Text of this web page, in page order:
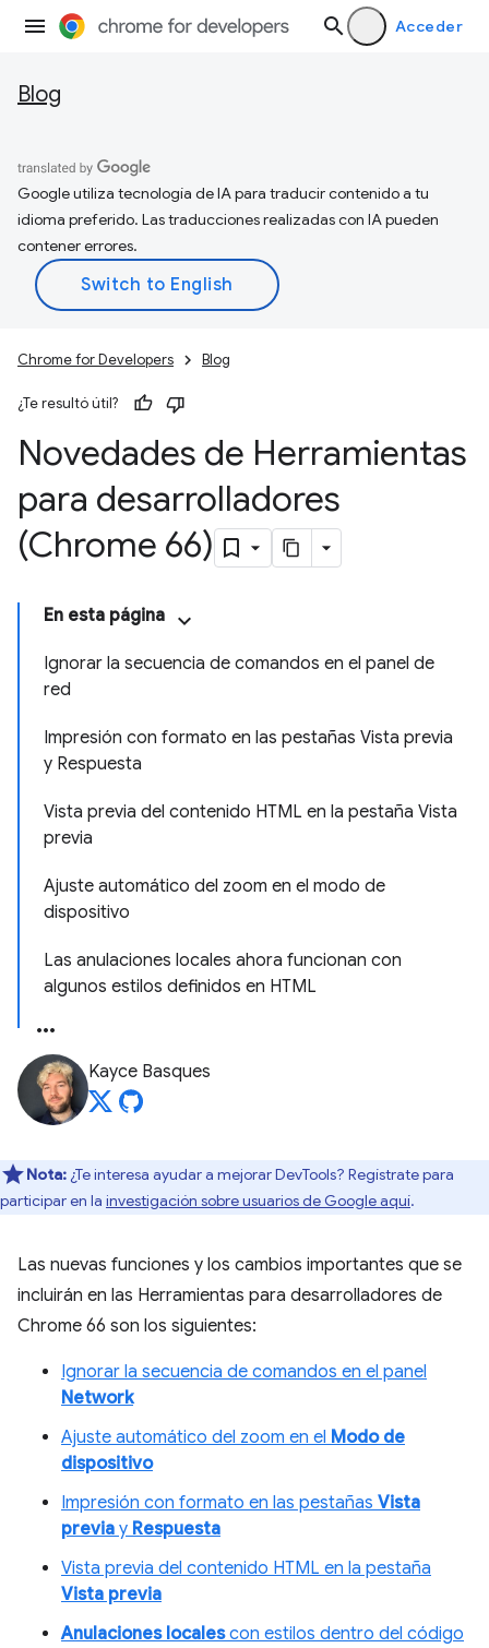
Acceder
Blog
Google utiliza tecnología de IA para traducir contenido a tu
idioma preferido. Las traducciones realizadas con IA pueden
contener errores.
Chrome for Developers Blog
¿Te resultó útil?
Novedades de Herramientas
para desarrolladores
(Chrome 66)
En esta página
Ignorar la secuencia de comandos en el panel de
red
Impresión con formato en las pestañas Vista previa
y Respuesta
Vista previa del contenido HTML en la pestaña Vista
previa
Ajuste automático del zoom en el modo de
dispositivo
Las anulaciones locales ahora funcionan con
algunos estilos definidos en HTML
Kayce Basques
Nota: ¿Te interesa ayudar a mejorar DevTools? Regístrate para
participar en la investigación sobre usuarios de Google aquí.
Las nuevas funciones y los cambios importantes que se
incluirán en las Herramientas para desarrolladores de
Chrome 66 son los siguientes:
Ignorar la secuencia de comandos en el panel
Network
Ajuste automático del zoom en el Modo de
dispositivo
Impresión con formato en las pestañas Vista
previa y Respuesta
Vista previa del contenido HTML en la pestaña
Vista previa
Anulaciones localescon estilos dentro del código